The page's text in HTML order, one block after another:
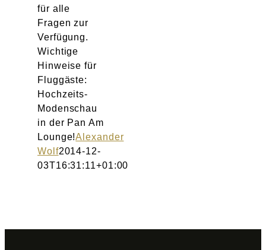
für alle
Fragen zur
Verfügung.
Wichtige
Hinweise für
Fluggäste:
Hochzeits-
Modenschau
in der Pan Am
Lounge!Alexander
Wolf2014-12-
03T16:31:11+01:00